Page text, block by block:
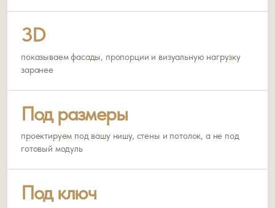
3D
показываем фасады, пропорции и визуальную нагрузку
заранее
Под размеры
проектируем под вашу нишу, стены и потолок, а не под
готовый модуль
Под ключ